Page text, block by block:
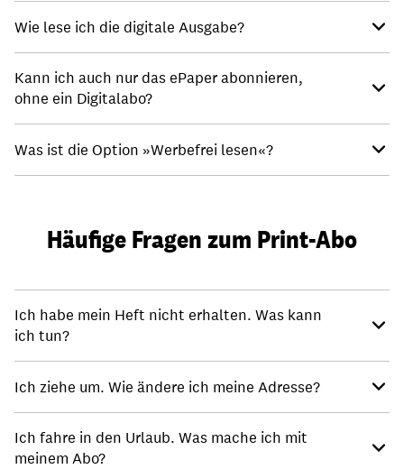
Wie lese ich die digitale Ausgabe?
Kann ich auch nur das ePaper abonnieren,
ohne ein Digitalabo?
Was ist die Option »Werbefrei lesen«?
Häufige Fragen zum Print-Abo
Ich habe mein Heft nicht erhalten. Was kann
ich tun?
Ich ziehe um. Wie ändere ich meine Adresse?
Ich fahre in den Urlaub. Was mache ich mit
meinem Abo?